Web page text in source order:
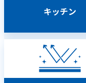
キッチン